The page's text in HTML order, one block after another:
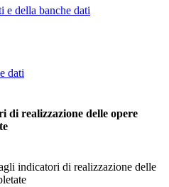
e della banche dati
dati
di realizzazione delle opere
indicatori di realizzazione delle